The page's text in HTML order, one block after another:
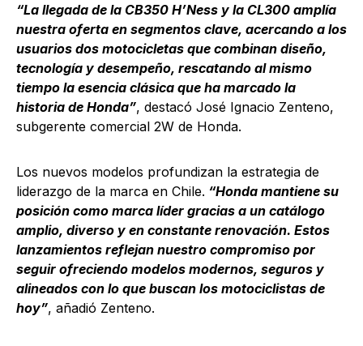
“La llegada de la CB350 H’Ness y la CL300 amplía
nuestra oferta en segmentos clave, acercando a los
usuarios dos motocicletas que combinan diseño,
tecnología y desempeño, rescatando al mismo
tiempo la esencia clásica que ha marcado la
historia de Honda”, destacó José Ignacio Zenteno,
subgerente comercial 2W de Honda.
Los nuevos modelos profundizan la estrategia de
liderazgo de la marca en Chile. “Honda mantiene su
posición como marca líder gracias a un catálogo
amplio, diverso y en constante renovación. Estos
lanzamientos reflejan nuestro compromiso por
seguir ofreciendo modelos modernos, seguros y
alineados con lo que buscan los motociclistas de
hoy”, añadió Zenteno.